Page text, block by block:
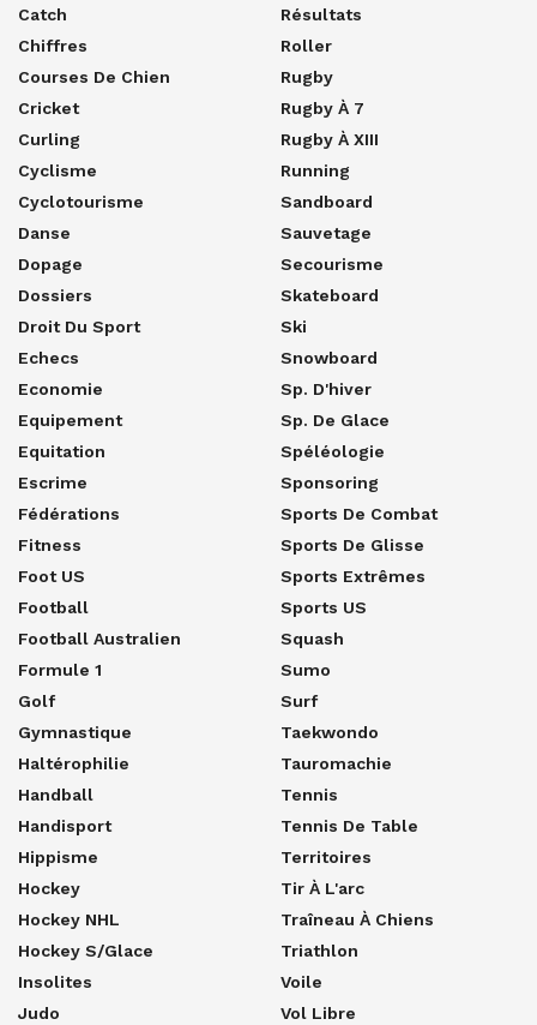
Catch
Chiffres
Courses De Chien
Cricket
Curling
Cyclisme
Cyclotourisme
Danse
Dopage
Dossiers
Droit Du Sport
Echecs
Economie
Equipement
Equitation
Escrime
Fédérations
Fitness
Foot US
Football
Football Australien
Formule 1
Golf
Gymnastique
Haltérophilie
Handball
Handisport
Hippisme
Hockey
Hockey NHL
Hockey S/glace
Insolites
Judo
Résultats
Roller
Rugby
Rugby À 7
Rugby À XIII
Running
Sandboard
Sauvetage
Secourisme
Skateboard
Ski
Snowboard
Sp. D'hiver
Sp. De Glace
Spéléologie
Sponsoring
Sports De Combat
Sports De Glisse
Sports Extrêmes
Sports US
Squash
Sumo
Surf
Taekwondo
Tauromachie
Tennis
Tennis De Table
Territoires
Tir À L'arc
Traîneau À Chiens
Triathlon
Voile
Vol Libre